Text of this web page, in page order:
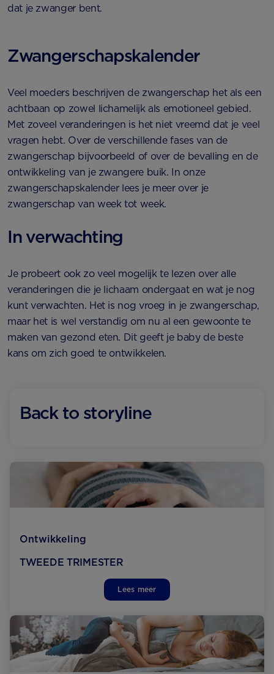
dat je zwanger bent.
Zwangerschapskalender
Veel moeders beschrijven de zwangerschap het als een
achtbaan op zowel lichamelijk als emotioneel gebied.
Met zoveel veranderingen is het niet vreemd dat je veel
vragen hebt. Over de verschillende fases van de
zwangerschap bijvoorbeeld of over de bevalling en de
ontwikkeling van je zwangere buik. In onze
zwangerschapskalender lees je meer over je
zwangerschap van week tot week.
In verwachting
Je probeert ook zo veel mogelijk te lezen over alle
veranderingen die je lichaam ondergaat en wat je nog
kunt verwachten. Het is nog vroeg in je zwangerschap,
maar het is wel verstandig om nu al een gewoonte te
maken van gezond eten. Dit geeft je baby de beste
kans om zich goed te ontwikkelen.
Back to storyline
Ontwikkeling
TWEEDE TRIMESTER
Lees meer